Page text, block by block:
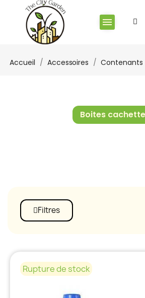
Accueil Accessoires Contenants
Boites cachette
Filtres
Rupture de stock